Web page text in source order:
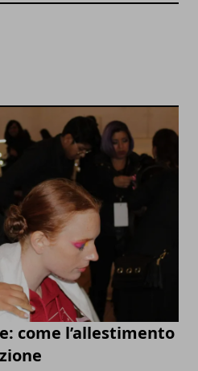
come l’allestimento